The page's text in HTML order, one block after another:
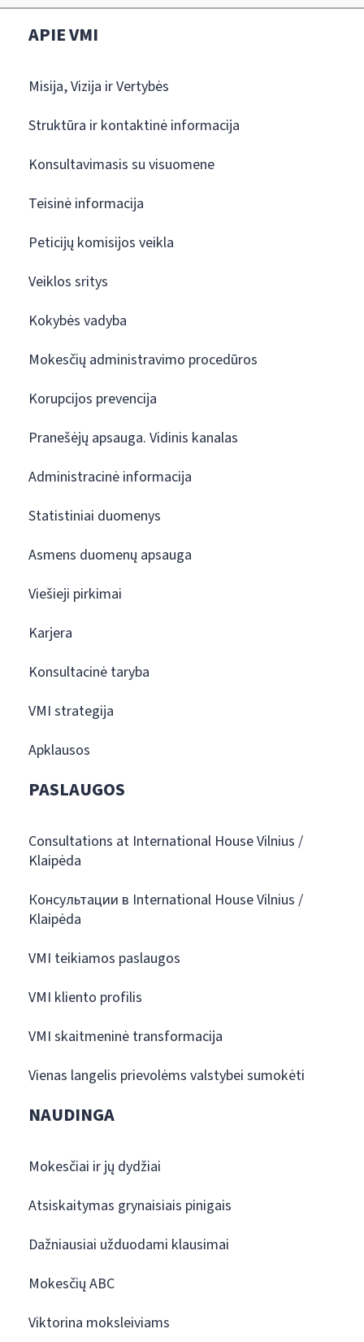
APIE VMI
Misija, Vizija ir Vertybės
Struktūra ir kontaktinė informacija
Konsultavimasis su visuomene
Teisinė informacija
Peticijų komisijos veikla
Veiklos sritys
Kokybės vadyba
Mokesčių administravimo procedūros
Korupcijos prevencija
Pranešėjų apsauga. Vidinis kanalas
Administracinė informacija
Statistiniai duomenys
Asmens duomenų apsauga
Viešieji pirkimai
Karjera
Konsultacinė taryba
VMI strategija
Apklausos
PASLAUGOS
Consultations at International House Vilnius /
Klaipėda
Консультации в International House Vilnius /
Klaipėda
VMI teikiamos paslaugos
VMI kliento profilis
VMI skaitmeninė transformacija
Vienas langelis prievolėms valstybei sumokėti
NAUDINGA
Mokesčiai ir jų dydžiai
Atsiskaitymas grynaisiais pinigais
Dažniausiai užduodami klausimai
Mokesčių ABC
Viktorina moksleiviams